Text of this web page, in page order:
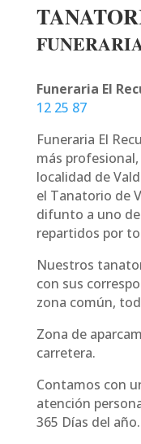
Funeraria El
12 25 87
Funeraria El
más
localidad de
el Tanatorio de
difunto a uno
repartidos por
Nuestros
con sus
zona común,
Zona de
carretera.
Contamos con
atención
365 Días del año.